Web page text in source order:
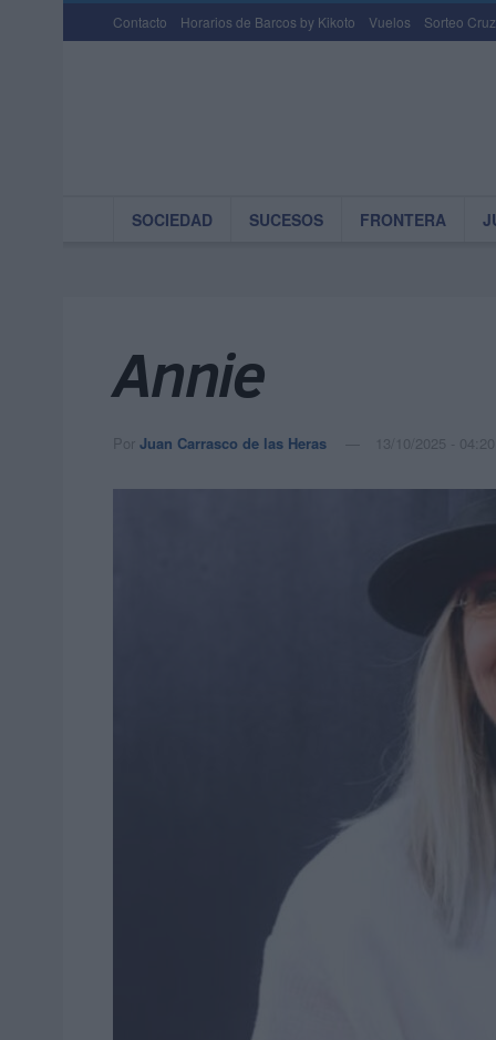
Contacto Horarios de Barcos by Kikoto Vuelos Sorteo
SOCIEDAD SUCESOS FRONTERA
Annie
Por Juan Carrasco de las Heras 13/10/2025 - 04:20